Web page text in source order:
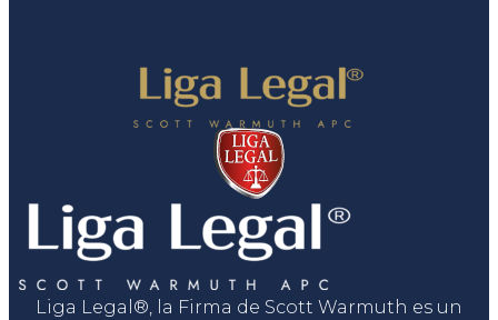
Liga Legal®, la Firma de Scott Warmuth es un